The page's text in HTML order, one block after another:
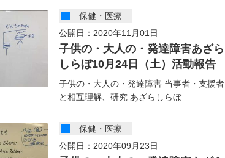
保健・医療
公開日：2020年11月01日
子供の・大人の・発達障害あざら
しらぼ10月24日（土）活動報告
子供の・大人の・発達障害 当事者・支援者
と相互理解、研究 あざらしらぼ
保健・医療
公開日：2020年09月23日